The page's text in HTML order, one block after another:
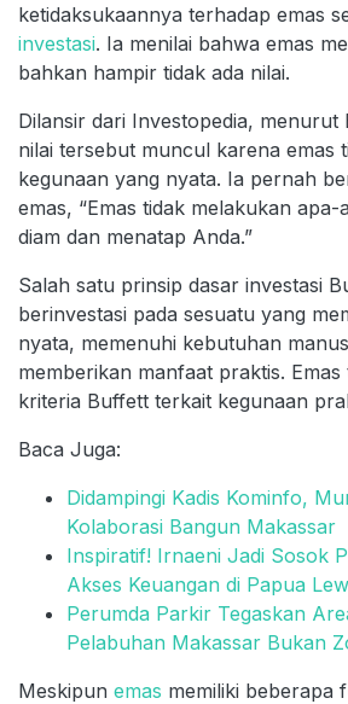
ketidaksukaannya terhadap emas
investasi. Ia menilai bahwa emas
bahkan hampir tidak ada nilai.
Dilansir dari Investopedia, menurut
nilai tersebut muncul karena emas
kegunaan yang nyata. Ia pernah
emas, “Emas tidak melakukan apa-
diam dan menatap Anda.”
Salah satu prinsip dasar investasi
berinvestasi pada sesuatu yang
nyata, memenuhi kebutuhan
memberikan manfaat praktis. Emas
kriteria Buffett terkait kegunaan
Baca Juga:
Didampingi Kadis Kominfo,
Kolaborasi Bangun Makassar
Inspiratif! Irnaeni Jadi Sosok
Akses Keuangan di Papua
Perumda Parkir Tegaskan
Pelabuhan Makassar Bukan
Meskipun emas memiliki beberapa